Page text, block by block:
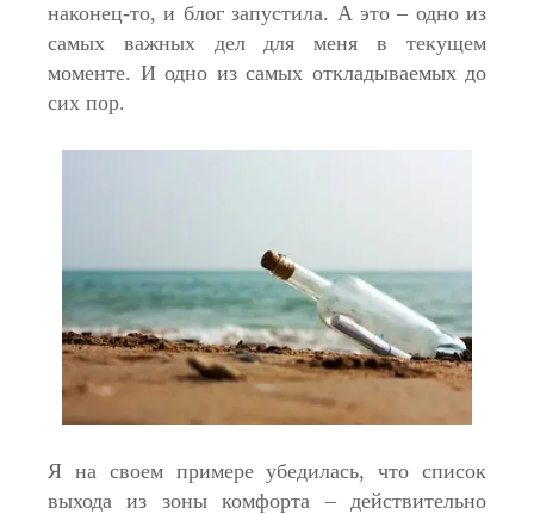
наконец-то, и блог запустила. А это – одно из
самых важных дел для меня в текущем
моменте. И одно из самых откладываемых до
сих пор.
Я на своем примере убедилась, что список
выхода из зоны комфорта – действительно